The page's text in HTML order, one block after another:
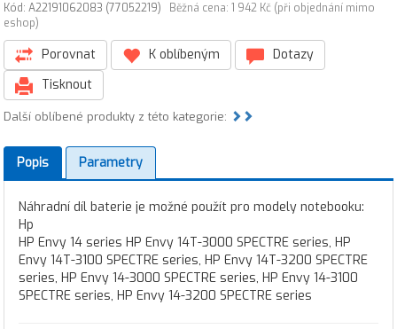
Kód: A22191062083 (77052219)
Běžná cena: 1 942 Kč (při objednání mimo
eshop)
Porovnat K oblíbeným
Dotazy
Tisknout
Další oblíbené produkty z této kategorie:
Popis Parametry
Náhradní díl baterie je možné použít pro modely notebooku:
Hp
HP Envy 14 series HP Envy 14T-3000 SPECTRE series, HP
Envy 14T-3100 SPECTRE series, HP Envy 14T-3200 SPECTRE
series, HP Envy 14-3000 SPECTRE series, HP Envy 14-3100
SPECTRE series, HP Envy 14-3200 SPECTRE series